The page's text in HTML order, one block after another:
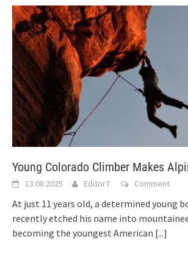
Young Colorado Climber Makes
13.08.2025 Editor7 Comment
At just 11 years old, a determined young
recently etched his name into
becoming the youngest American [...]